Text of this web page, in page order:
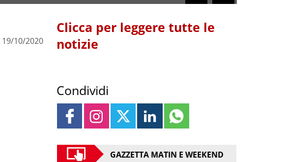
19/10/2020
Clicca per leggere tutte le
notizie
Condividi
GAZZETTA MATIN E WEEKEND